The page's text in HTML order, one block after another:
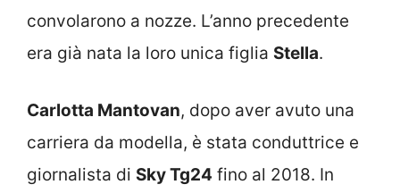
convolarono a nozze. L’anno precedente
era già nata la loro unica figlia Stella.
Carlotta Mantovan, dopo aver avuto una
carriera da modella, è stata conduttrice e
giornalista di Sky Tg24 fino al 2018. In